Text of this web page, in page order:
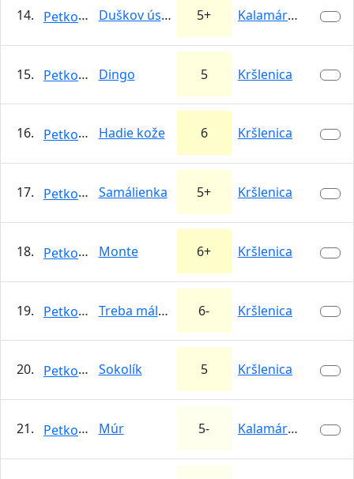
14. Petkooo Duškov úsmev 5+ Kalamárka
15. Petkooo Dingo 5 Kršlenica
16. Petkooo Hadie kože 6 Kršlenica
17. Petkooo Samálienka 5+ Kršlenica
18. Petkooo Monte 6+ Kršlenica
19. Petkooo Treba málo hnogať 6- Kršlenica
20. Petkooo Sokolík 5 Kršlenica
21. Petkooo Múr 5- Kalamárka